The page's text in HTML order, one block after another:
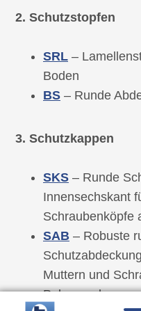
2. Schutzstopfen
SRL –
Boden
BS – Runde
3. Schutzkappen
SKS – Runde
Innensechskant
Schraubenköpfe
SAB – Robuste
Muttern und
Polypropylen